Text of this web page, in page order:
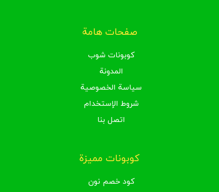
صفحات هامة
كوبونات شوب
المدونة
سياسة الخصوصية
شروط الإستخدام
اتصل بنا
كوبونات مميزة
كود خصم نون